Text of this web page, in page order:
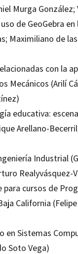
Murga
de GeoGebra
Maximiliano de
con la
(Arilí
educativa:
Arellano-
Industrial
Realyvásquez-
cursos de
California
en Sistemas
Soto Vega)